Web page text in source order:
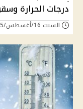
درجات الحرارة وسقوط
السبت 16/أغسطس/2025 - 11:24 ص